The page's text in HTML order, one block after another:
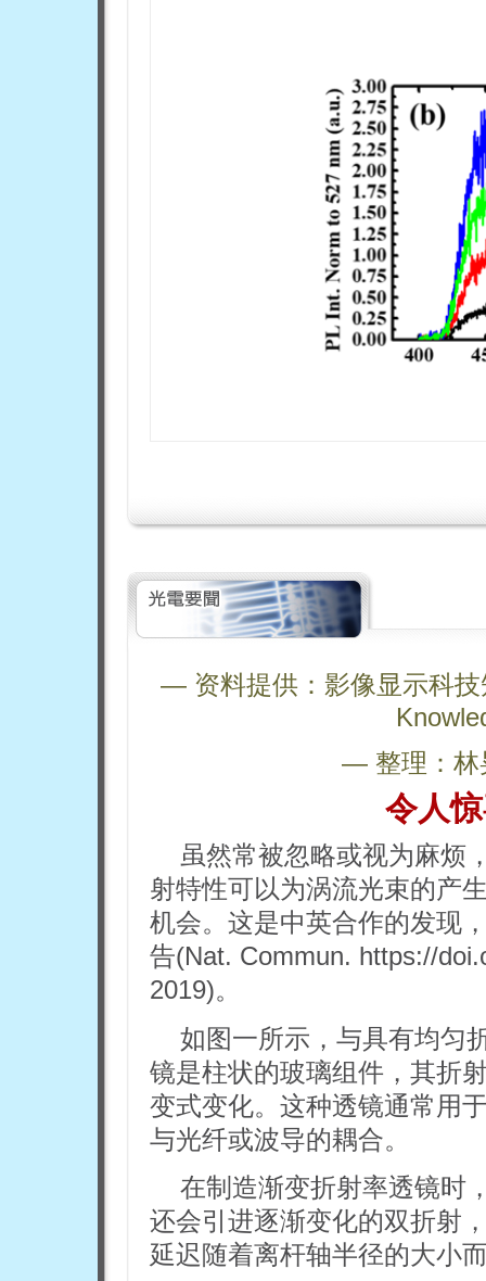
— 资料提供：影像显示科技
— 整理：林
令人
虽然常被忽略或视为麻烦
射特性可以为涡流光束的产
机会。这是中英合作的发现
告(Nat. Commun. https://
2019)。
如图一所示，与具有均匀
镜是柱状的玻璃组件，其折
变式变化。这种透镜通常用
与光纤或波导的耦合。
在制造渐变折射率透镜时
还会引进逐渐变化的双折射
延迟随着离杆轴半径的大小